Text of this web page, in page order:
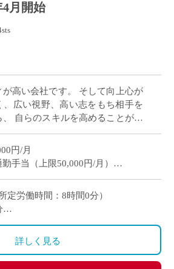
4月開始
高い会社です。 そして向上心が
、広い視野、高い志をもち相手を
自らのスキルを高めることがで
円/月
手当（上限50,000円/月）
円~850万円
与有（※業績、評価により変動有：
定労働時間：8時間0分）
：有
間補足＞
（出勤期間7時~11時に変更可/要実働8
お子様のご予定に合わせ取得可能
詳しく見る